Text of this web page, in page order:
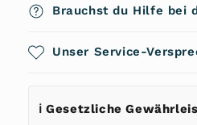
183760
Adax
183760
Adax
Brauchst du Hilfe bei
Unser Service-
ℹ️ Gesetzliche